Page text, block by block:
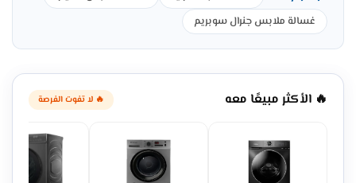
غسالة ملابس جنرال سوبريم
🔥 الأكثر مبيعًا معه 🔥 لا تفوت الفرصة